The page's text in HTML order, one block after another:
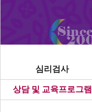
심리검사
상담 및 교육프로그램